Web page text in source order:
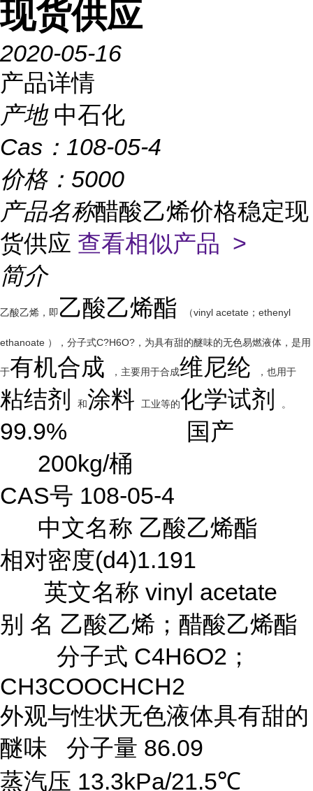
现货供应
2020-05-16
产品详情
产地 中石化
Cas： 108-05-4
价格： 5000
产品名称醋酸乙烯价格稳定现
货供应 查看相似产品 >
简介
乙酸乙烯，即乙酸乙烯酯 （vinyl acetate；ethenyl
ethanoate ），分子式C?H6O?，为具有甜的醚味的无色易燃液体，是用
于有机合成 ，主要用于合成维尼纶 ，也用于
粘结剂 和涂料 工业等的化学试剂 。
99.9% 国产
200kg/桶
CAS号 108-05-4
中文名称 乙酸乙烯酯
相对密度(d4)1.191
英文名称 vinyl acetate
别 名 乙酸乙烯；醋酸乙烯酯
分子式 C4H6O2；
CH3COOCHCH2
外观与性状无色液体具有甜的
醚味 分子量 86.09
蒸汽压 13.3kPa/21.5℃